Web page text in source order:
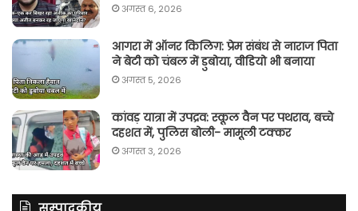
अगस्त 6, 2026
आगरा में ऑनर किलिग़: प्रेम संबंध से नाराज पिता
ने बेटी को चंबल में डुबोया, वीडियो भी बनाया
अगस्त 5, 2026
कांवड़ यात्रा में उपद्रव: स्कूल वैन पर पथराव, बच्चे
दहशत में, पुलिस बोली- मामूली टक्कर
अगस्त 3, 2026